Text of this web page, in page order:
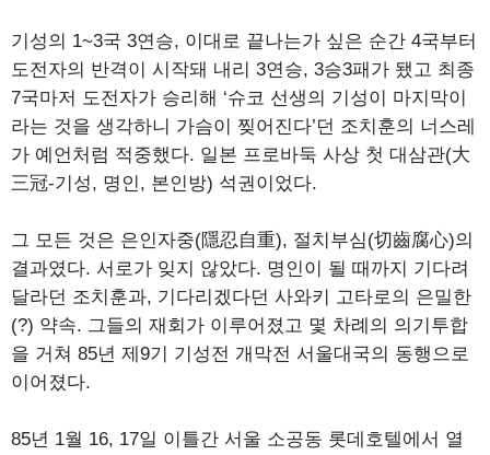
기성의 1~3국 3연승, 이대로 끝나는가 싶은 순간 4국부터
도전자의 반격이 시작돼 내리 3연승, 3승3패가 됐고 최종
7국마저 도전자가 승리해 ‘슈코 선생의 기성이 마지막이
라는 것을 생각하니 가슴이 찢어진다’던 조치훈의 너스레
가 예언처럼 적중했다. 일본 프로바둑 사상 첫 대삼관(大
三冠-기성, 명인, 본인방) 석권이었다.
그 모든 것은 은인자중(隱忍自重), 절치부심(切齒腐心)의
결과였다. 서로가 잊지 않았다. 명인이 될 때까지 기다려
달라던 조치훈과, 기다리겠다던 사와키 고타로의 은밀한
(?) 약속. 그들의 재회가 이루어졌고 몇 차례의 의기투합
을 거쳐 85년 제9기 기성전 개막전 서울대국의 동행으로
이어졌다.
85년 1월 16, 17일 이틀간 서울 소공동 롯데호텔에서 열